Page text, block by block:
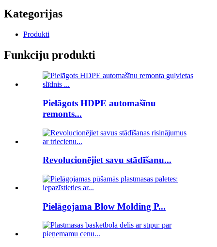
Kategorijas
Produkti
Funkciju produkti
Pielāgots HDPE automašīnu
remonts...
Revolucionējiet savu stādīšanu...
Pielāgojama Blow Molding P...